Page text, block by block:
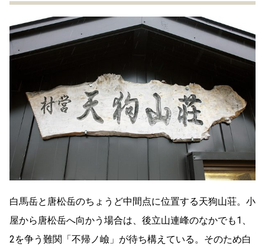
白馬岳と唐松岳のちょうど中間点に位置する天狗山荘。小
屋から唐松岳へ向かう場合は、後立山連峰のなかでも1、
2を争う難関「不帰ノ嶮」が待ち構えている。そのため白